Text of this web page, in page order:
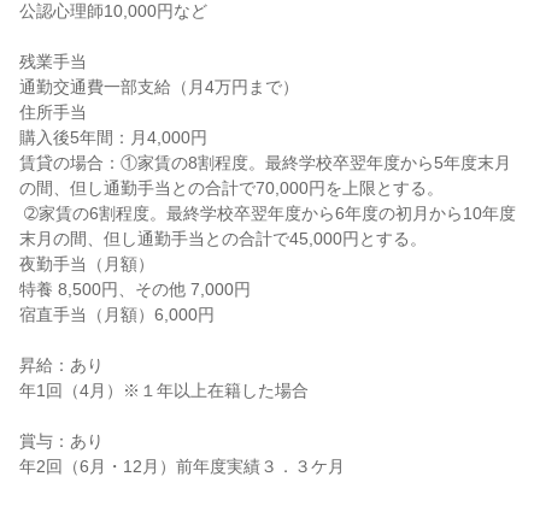
公認心理師10,000円など
残業手当
通勤交通費一部支給（月4万円まで）
住所手当
購入後5年間：月4,000円
賃貸の場合：①家賃の8割程度。最終学校卒翌年度から5年度末月
の間、但し通勤手当との合計で70,000円を上限とする。
末月の間、但し通勤手当との合計で45,000円とする。
夜勤手当（月額）
特養 8,500円、その他 7,000円
宿直手当（月額）6,000円
昇給：あり
年1回（4月）※１年以上在籍した場合
賞与：あり
年2回（6月・12月）前年度実績３．３ケ月